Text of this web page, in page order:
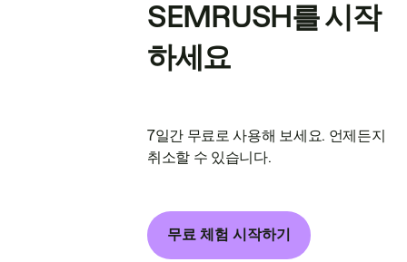
SEMRUSH를 시작
하세요
7일간 무료로 사용해 보세요. 언제든지
취소할 수 있습니다.
무료 체험 시작하기